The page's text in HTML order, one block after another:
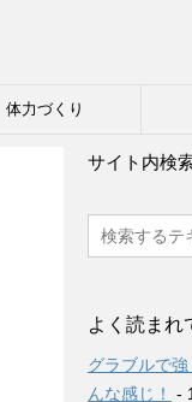
体力づくり
サイト内検
よく読まれ
グラブルで
んな感じ！
-